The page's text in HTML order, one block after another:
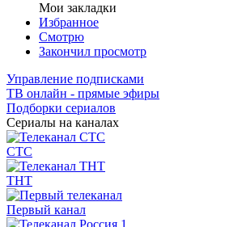
Мои закладки
Избранное
Смотрю
Закончил просмотр
Управление подписками
ТВ онлайн - прямые эфиры
Подборки сериалов
Сериалы на каналах
СТС
ТНТ
Первый канал